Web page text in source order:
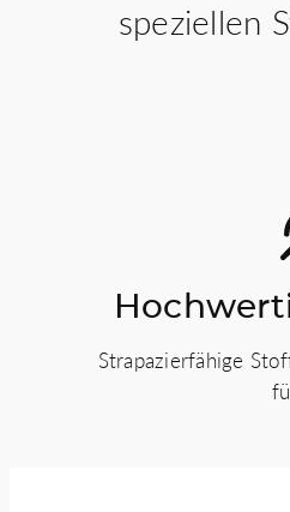
speziellen
Strapazierfähige